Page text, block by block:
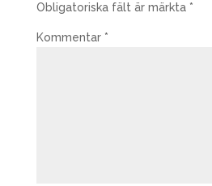
Obligatoriska fält är märkta *
Kommentar *